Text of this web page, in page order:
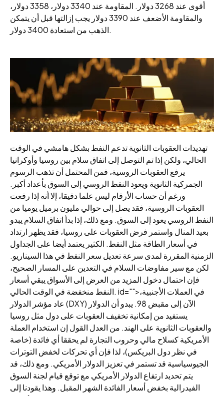
أقوى عند 3268 دولار. المقاومة عند 3340 دولار، 3358 دولار،
والمقاومة الأضعف عند 3390 دولار يجب إزالتها قبل أن يتمكن
الذهب من استعادة 3400 دولار.
تهديدات العقوبات الثانوية تدعم النفط بشكل هامشي في الوقت
الحالي، ولكن إذا تم التوصل إلى اتفاق سلام بين روسيا وأوكرانيا
يرفع العقوبات الروسية، فمن المحتمل أن تذهب الرسوم
الجمركية الثانوية ويعود النفط الروسي إلى السوق بأعداد أكبر.
ورغم أن حساب الأرقام ليس علما دقيقا، إلا أنه إذا رفعت
العقوبات الروسية، فقد يصل إلى حوالي مليون برميل يوميا من
النفط الروسي يعود إلى السوق. ومع ذلك، إذا بدأ اتفاق السلام يبدو
بعيد المنال واستمر فرض العقوبات على روسيا، فقد يظهر ارتداد
في أسعار الطاقة مثل النفط. الكثير يعتمد أيضا على الجداول
الزمنية المقررة لمدى سرعة تعديل سعر النفط في هذا السيناريو.
لكن مع سير مفاوضات السلام في التعدين على المسار الصحيح،
فإن احتمال دخول المزيد من العرض إلى الأسواق يبقي أسعار
النفط منخفضة في الوقت الحالي. id="">في العملات الأجنبية،
عاد مؤشر الدولار (DXY) الآن إلى مقبض 98. يبدو أن الدولار
يستفيد من إمكانية تخفيف العقوبات على دول مثل روسيا
والعقوبات الثانوية على الهند. من العدل القول إن استخدام العملة
الأمريكية كسلاح مالي وحروب التجارة لم يحققا أي فائدة (خاصة
في نظر دول البريكس)، لذا فإن أي تحركات لخفض التوترات
الجيوسياسية قد تستمر في تعزيز الدولار الأمريكي. ومع ذلك، قد
يتم تحديد ارتفاع الدولار الأمريكي مع توقع قيام لجنة السوق
الفيدرالية بخفض أسعار الفائدة الشهر المقبل. وهذا يقودنا إلى